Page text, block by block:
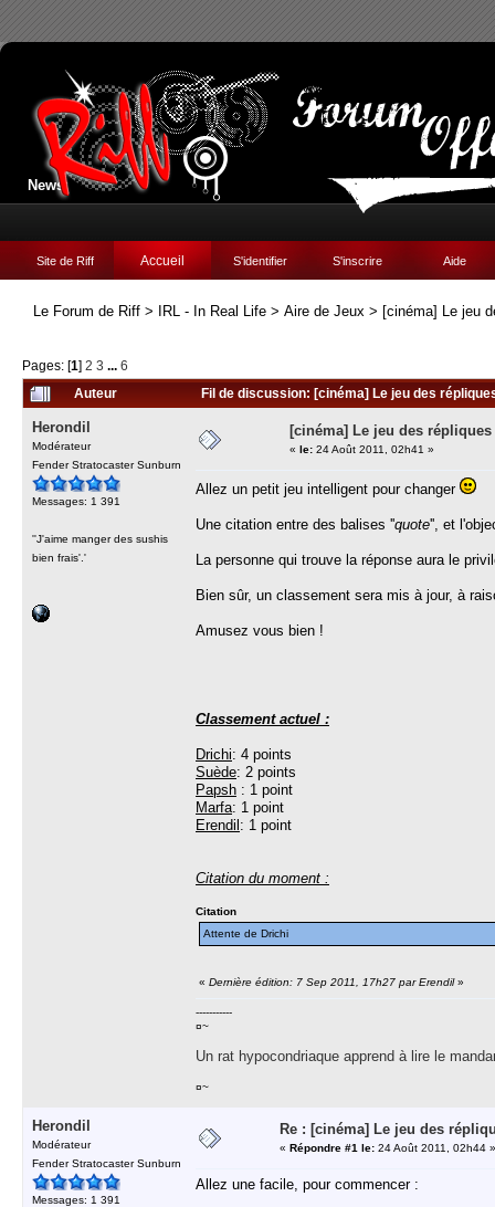
News:
Site de Riff Accueil S'identifier S'inscrire Aide
Le Forum de Riff > IRL - In Real Life > Aire de Jeux > [cinéma] Le jeu
Pages: [1] 2 3 ... 6
Auteur
Fil de discussion: [cinéma] Le jeu des
Herondil
Modérateur
Fender Stratocaster Sunburn
Messages: 1 391
''J'aime manger des sushis
bien frais'.'
[cinéma] Le jeu des répliques
« le: 24 Août 2011, 02h41 »
Allez un petit jeu intelligent pour changer
Une citation entre des balises ''quote'', et
La personne qui trouve la réponse aura le
Bien sûr, un classement sera mis à jour, à
Amusez vous bien !
Classement actuel :
Drichi: 4 points
Suède: 2 points
Papsh : 1 point
Marfa: 1 point
Erendil : 1 point
Citation du moment :
Citation
Attente de Drichi
« Dernière édition: 7 Sep 2011, 17h27 par Erendil»
-----------
¤~
Un rat hypocondriaque apprend à lire le
¤~
Herondil
Modérateur
Fender Stratocaster Sunburn
Messages: 1 391
Re : [cinéma] Le jeu des
« Répondre #1 le: 24 Août 2011, 02h44 »
Allez une facile, pour commencer :